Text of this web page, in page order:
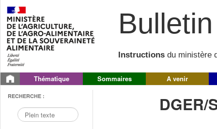
Instructions du ministère
Thématique Sommaires A venir
RECHERCHE : DGER/